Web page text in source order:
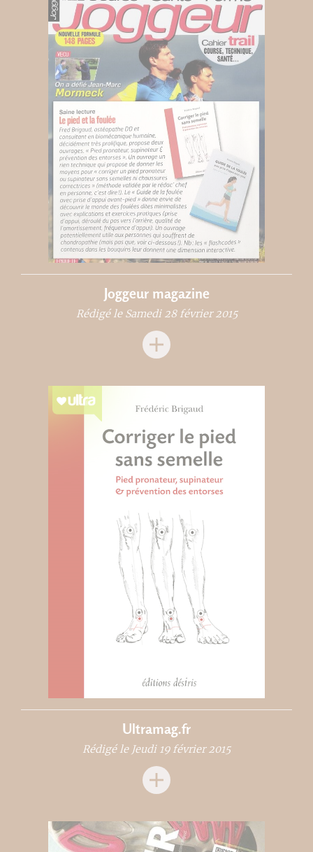
Joggeur magazine
Rédigé le Samedi 28 février 2015
Ultramag.fr
Rédigé le Jeudi 19 février 2015